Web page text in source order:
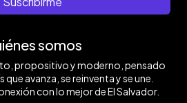
somos
propositivo y moderno, pensado
que avanza, se reinventa y se une.
con lo mejor de El Salvador.